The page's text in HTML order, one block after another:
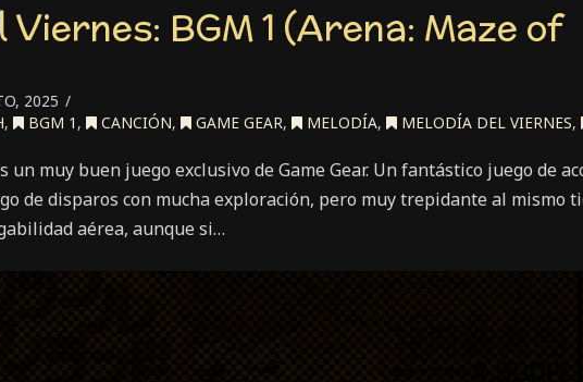
Viernes: BGM 1 (Arena: Maze of
2025
, BGM 1 , CANCIÓN, GAME GEAR, MELODÍA, MELODÍA DEL VIERNES,
un muy buen juego exclusivo de Game Gear. Un fantástico juego de
de disparos con mucha exploración, pero muy trepidante al mismo
aérea, aunque si…